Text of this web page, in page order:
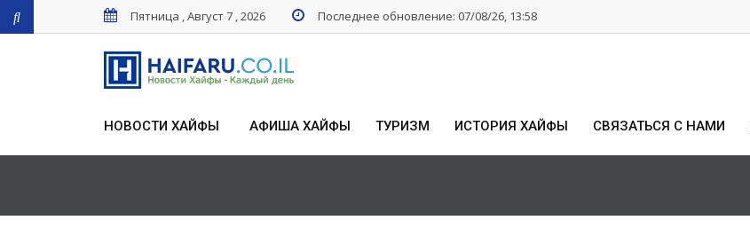
Пятница , Август 7 , 2026 Последнее обновление: 07/08/26, 13:58
НОВОСТИ ХАЙФЫ АФИША ХАЙФЫ ТУРИЗМ ИСТОРИЯ ХАЙФЫ СВЯЗАТЬСЯ С НАМИ